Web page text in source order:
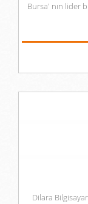
Bursa' nın lider
Dilara